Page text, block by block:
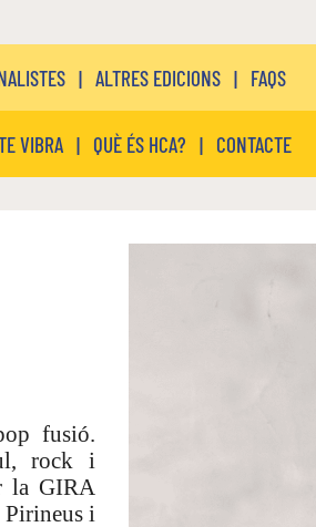
| ALTRES EDICIONS | FAQS
VIBRA | QUÈ ÉS HCA? | CONTACTE
fusió.
rock i
la GIRA
i